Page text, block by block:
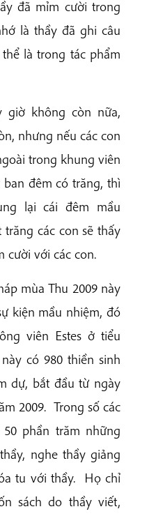
đã mỉm cười trong
là thầy đã ghi câu
là trong tác phẩm
giờ không còn nữa,
nhưng nếu các con
trong khung viên
đêm có trăng, thì
lại cái đêm mầu
các con sẽ thấy
cười với các con.
mùa Thu 2009 này
kiện mầu nhiệm, đó
viên Estes ở tiểu
có 980 thiền sinh
dự, bắt đầu từ ngày
2009. Trong số các
phần trăm những
nghe thầy giảng
tu với thầy. Họ chỉ
sách do thầy viết,